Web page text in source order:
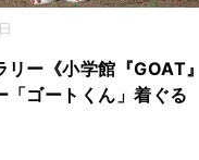
ー《小学館『GOAT』
「ゴートくん」着ぐる